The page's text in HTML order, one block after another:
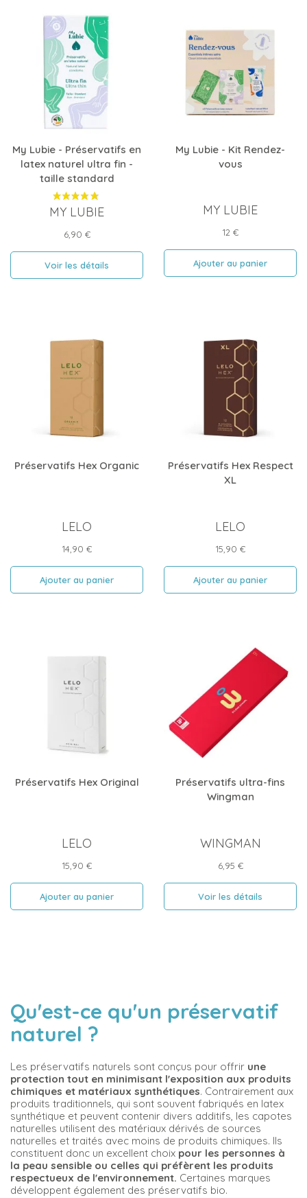
My Lubie - Préservatifs en
latex naturel ultra fin -
taille standard
MY LUBIE
Prix
6,90 €
Voir les détails
My Lubie - Kit Rendez-
vous
MY LUBIE
Prix
12 €
Ajouter au panier
Préservatifs Hex Organic
LELO
Prix
14,90 €
Ajouter au panier
Préservatifs Hex Respect
XL
LELO
Prix
15,90 €
Ajouter au panier
Préservatifs Hex Original
LELO
Prix
15,90 €
Ajouter au panier
Préservatifs ultra-fins
Wingman
WINGMAN
Prix
6,95 €
Voir les détails
Qu'est-ce qu'un préservatif
naturel ?
Les préservatifs naturels sont conçus pour offrir une
protection tout en minimisant l'exposition aux produits
chimiques et matériaux synthétiques. Contrairement aux
produits traditionnels, qui sont souvent fabriqués en latex
synthétique et peuvent contenir divers additifs, les capotes
naturelles utilisent des matériaux dérivés de sources
naturelles et traités avec moins de produits chimiques. Ils
constituent donc un excellent choix pour les personnes à
la peau sensible ou celles qui préfèrent les produits
respectueux de l'environnement. Certaines marques
développent également des préservatifs bio.